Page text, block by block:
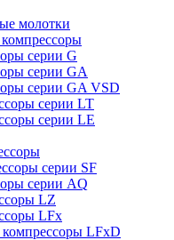
молотки
серии G
cерии GA
cерии GA VSD
серии LT
серии LE
серии SF
серии AQ
LZ
LFx
компрессоры LFxD